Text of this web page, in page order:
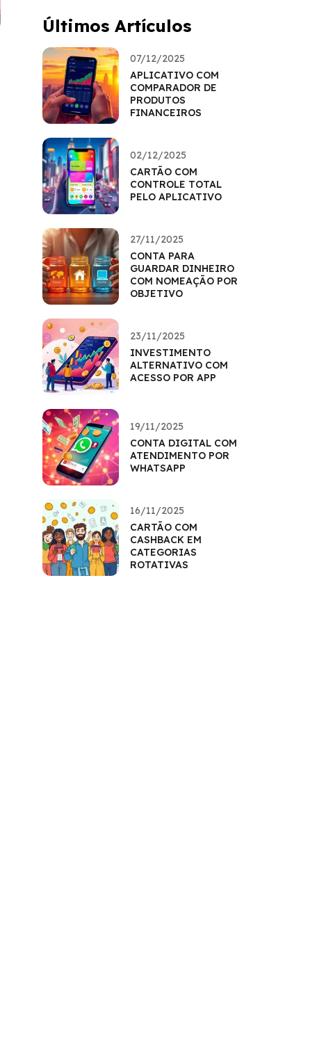
Últimos Artículos
07/12/2025
APLICATIVO COM
COMPARADOR DE
PRODUTOS
FINANCEIROS
02/12/2025
CARTÃO COM
CONTROLE TOTAL
PELO APLICATIVO
27/11/2025
CONTA PARA
GUARDAR DINHEIRO
COM NOMEAÇÃO POR
OBJETIVO
23/11/2025
INVESTIMENTO
ALTERNATIVO COM
ACESSO POR APP
19/11/2025
CONTA DIGITAL COM
ATENDIMENTO POR
WHATSAPP
16/11/2025
CARTÃO COM
CASHBACK EM
CATEGORIAS
ROTATIVAS